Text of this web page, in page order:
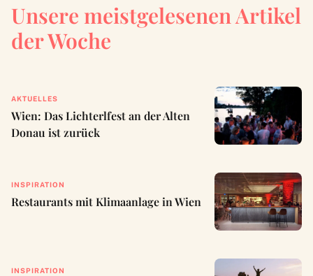
Unsere meistgelesenen Artikel
der Woche
AKTUELLES
Wien: Das Lichterlfest an der Alten
Donau ist zurück
INSPIRATION
Restaurants mit Klimaanlage in Wien
INSPIRATION